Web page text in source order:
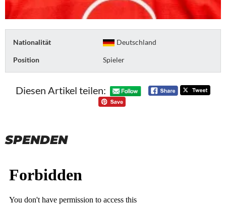
Nationalität Deutschland
Position Spieler
Diesen Artikel teilen:
SPENDEN